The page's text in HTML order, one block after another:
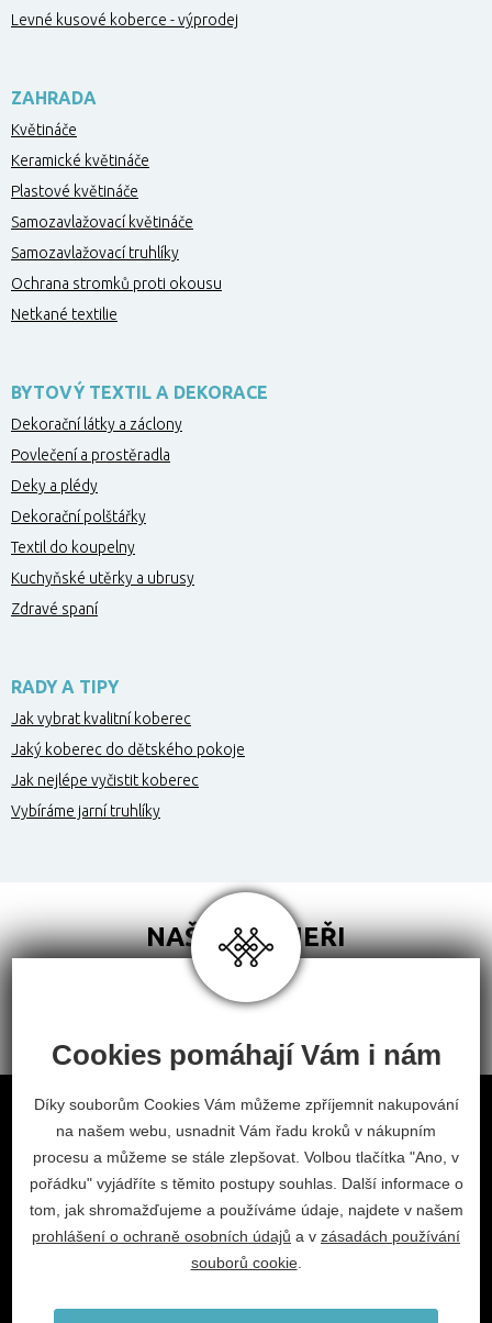
Levné kusové koberce - výprodej
ZAHRADA
Květináče
Keramické květináče
Plastové květináče
Samozavlažovací květináče
Samozavlažovací truhlíky
Ochrana stromků proti okousu
Netkané textilie
BYTOVÝ TEXTIL A DEKORACE
Dekorační látky a záclony
Povlečení a prostěradla
Deky a plédy
Dekorační polštářky
Textil do koupelny
Kuchyňské utěrky a ubrusy
Zdravé spaní
RADY A TIPY
Jak vybrat kvalitní koberec
Jaký koberec do dětského pokoje
Jak nejlépe vyčistit koberec
Vybíráme jarní truhlíky
NAŠI PARTNEŘI
Obchodní podmínky
Odstoupení od smlouvy
Nastavení cookies
facebookinstagram
2026 © Habitat, a.s.
info@habitat-cz.cz
Cookies pomáhají Vám i nám
Díky souborům Cookies Vám můžeme zpříjemnit nakupování
na našem webu, usnadnit Vám řadu kroků v nákupním
procesu a můžeme se stále zlepšovat. Volbou tlačítka "Ano, v
pořádku" vyjádříte s těmito postupy souhlas. Další informace o
tom, jak shromažďujeme a používáme údaje, najdete v našem
prohlášení o ochraně osobních údajů a v zásadách používání
souborů cookie.